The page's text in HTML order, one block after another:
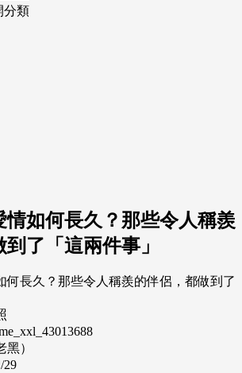
分類
情如何長久？那些令人稱羨
了「這兩件事」
）
29